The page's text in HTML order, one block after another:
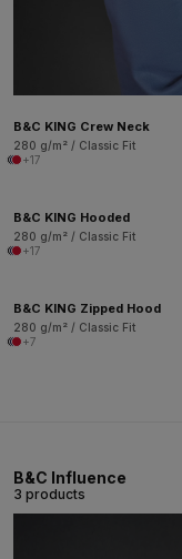
B&C KING Crew Neck
280 g/m² / Classic Fit
+17
B&C KING Hooded
280 g/m² / Classic Fit
+17
B&C KING Zipped Hood
280 g/m² / Classic Fit
+7
B&C Influence
3 products